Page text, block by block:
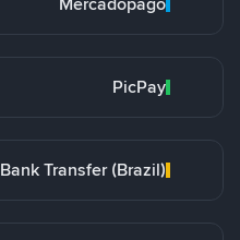
PicPay
Bank Transfer (Brazil)